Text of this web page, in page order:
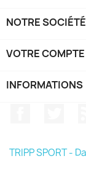
NOTRE SOCIÉTÉ
VOTRE COMPTE
INFORMATIONS
TRIPP SPORT -